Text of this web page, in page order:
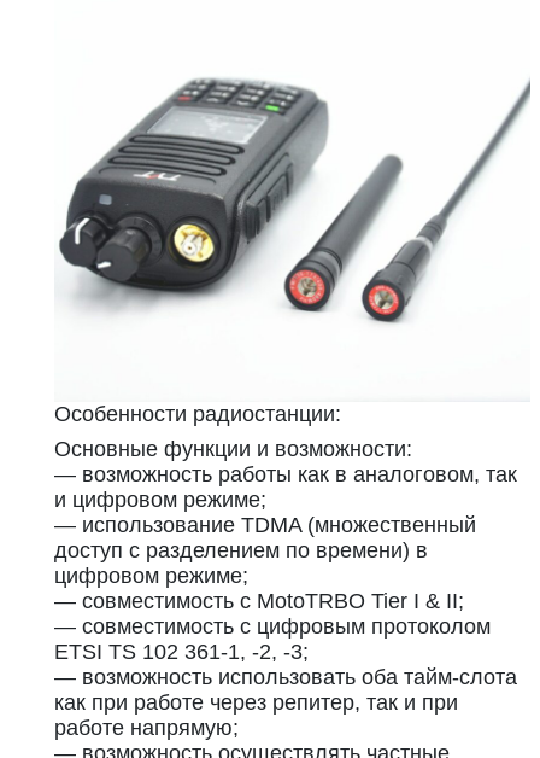
Особенности радиостанции:
Основные функции и возможности:
— возможность работы как в аналоговом, так
и цифровом режиме;
— использование TDMA (множественный
доступ с разделением по времени) в
цифровом режиме;
— совместимость с MotoTRBO Tier I & II;
— совместимость с цифровым протоколом
ETSI TS 102 361-1, -2, -3;
— возможность использовать оба тайм-слота
как при работе через репитер, так и при
работе напрямую;
— возможность осуществлять частные